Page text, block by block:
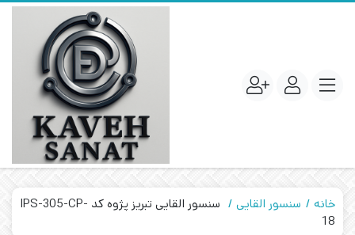
خانه سنسور القایی
سنسور القایی تبریز پژوه کد IPS-305-CP-
18